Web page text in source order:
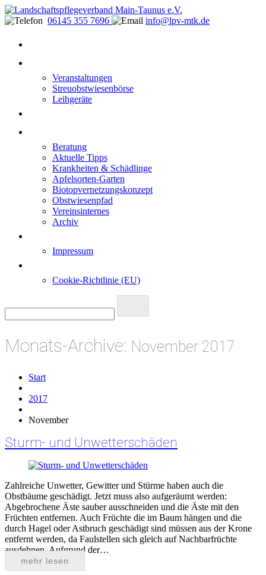
06145 355 7696 info@lpv-mtk.de
Veranstaltungen
Streuobstwiesenbörse
Leihgeräte
Beratung
Aktuelle Tipps
Krankheiten & Schädlinge
Apfelsorten-Garten
Biotopvernetzungskonzept
Obstwiesenpfad
Vereinsinternes
Archiv
Impressum
Cookie-Richtlinie (EU)
Monats-Archive: November 2017
Start
2017
November
Sturm- und Unwetterschäden
Zahlreiche Unwetter, Gewitter und Stürme haben auch die
Obstbäume geschädigt. Jetzt muss also aufgeräumt werden:
Abgebrochene Äste sauber ausschneiden und die Äste mit den
Früchten entfernen. Auch Früchte die im Baum hängen und die
durch Hagel oder Astbruch geschädigt sind müssen aus der Krone
entfernt werden, da Faulstellen sich gleich auf Nachbarfrüchte
ausdehnen. Aufgrund der…
mehr lesen